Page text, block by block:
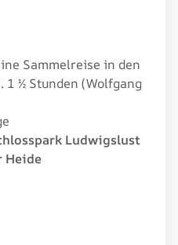
Sammelreise in den
1 ½ Stunden (Wolfgang
Ludwigslust
Heide